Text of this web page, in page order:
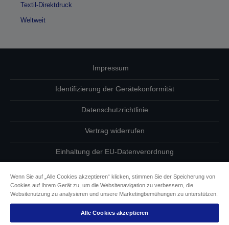
Textil-Direktdruck
Weltweit
Impressum
Identifizierung der Gerätekonformität
Datenschutzrichtlinie
Vertrag widerrufen
Einhaltung der EU-Datenverordnung
Informationen zu Cookies
Epson Engagement für Barrierefreiheit
Wenn Sie auf „Alle Cookies akzeptieren“ klicken, stimmen Sie der Speicherung von
Cookies auf Ihrem Gerät zu, um die Websitenavigation zu verbessern, die
Websitenutzung zu analysieren und unsere Marketingbemühungen zu unterstützen.
Alle Cookies akzeptieren